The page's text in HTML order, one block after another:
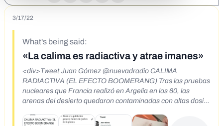
3/17/22
What's being said:
«La calima es radiactiva y atrae imanes»
<div>Tweet Juan Gómez @nuevadradio CALIMA
RADIACTIVA (EL EFECTO BOOMERANG) Tras las pruebas
nucleares que Francia realizó en Argelia en los 60, las
arenas del desierto quedaron contaminadas con altas dosis
Cesio 137, uno de los más peligrosos del mundo. 9:05 15